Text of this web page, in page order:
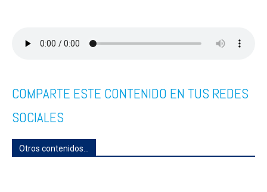
COMPARTE ESTE CONTENIDO EN TUS REDES
SOCIALES
Otros contenidos...